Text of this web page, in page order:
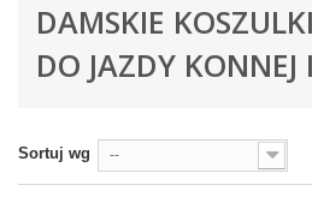
DAMSKIE
DO JAZDY KONNEJ
Sortuj wg --